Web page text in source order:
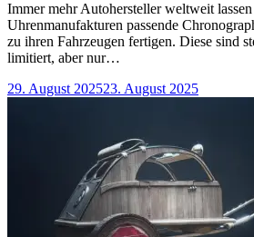
Immer mehr Autohersteller weltweit
Uhrenmanufakturen passende
zu ihren Fahrzeugen fertigen. Diese sind
limitiert, aber nur…
29. August 202523. August 2025